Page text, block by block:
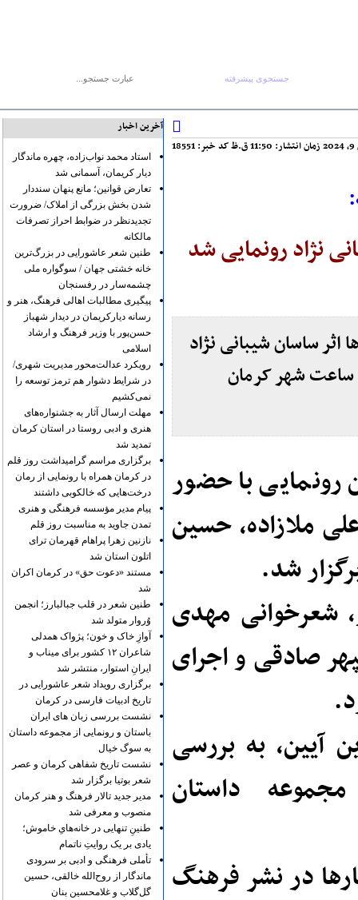
جستجوی پیشرفته
کد خبر: 18551
نژاد رونمایی شد
ساسان شیبانی نژاد
در موزه ساعت شهر کرمان
رونمایی با حضور
ملازاده، حسین
شد.
شعرخوانی مهدی
صادقی و اجرای
آیین، به بررسی
داستان
در نشر فرهنگ
آخرین اخبار
استاد محمد نواب‌زاده، چهره ماندگار
دیار کریمان، آسمانی شد
تعارض قوانین؛ مانع پنهان سنددار
شدن بخش بزرگی از املاک/ ضرورت
تجدیدنظر در ضوابط احراز تصرفات
مالکانه
طنین شعر عاشورایی در بزرگ‌ترین
خانه خشتی جهان / سوگواره ملی
چشمه‌سار در رفسنجان
پیگیری مطالبات اهالی فرهنگ، هنر و
رسانه دیارکریمان در دیدار شهباز
حسن‌پور با وزیر فرهنگ و ارشاد
اسلامی
رویکرد عدالت‌محور مدیریت شهری/
در شرایط دشوار هم ترمز توسعه را
نمی‌کشیم
مهلت ارسال آثار به جشنواره‌های
هنری و ادبی روستا در استان کرمان
تمدید شد
برگزاری مراسم گرامیداشت روز قلم
در کرمان همراه با رونمایی از رمان
درخت‌هایی که خالکوبی داشتند
پیام مدیر مؤسسه فرهنگی و هنری
تمدن جاوید به مناسبت روز قلم
نازنین زهرا پراهام قهرمان ترای
اتلون استان شد
مستند «دعوت حق» در کرمان اکران
شد
طنین شعر در قلب جبالبارز؛ انجمن
وُروار متولد شد
آوازِ خاک و خون؛ پژواک همدلی
شاعران ۱۲ کشور برای میناب و
ایرانِ استوار، منتشر شد
برگزاری رویداد شعر عاشورایی در
تاریخ ادبیات فارسی در کرمان
نشست بررسی زبان های ایران
باستان و رونمایی از مجموعه داستان
به سوگ خیال
نشست تاریخ شفاهی کرمان و عصر
شعر بوتیا برگزار شد
مدیر جدید تالار فرهنگ و هنر کرمان
منصوب و معرفی شد
طنینِ تنهایی در خانه‌هایِ خاموش؛
یادی بر یک روایتِ ناتمام
تأملی فرهنگی و ادبی بر سرودی
ماندگار از روح‌الله خالقی، حسین
گل‌گلاب و غلامحسین بنان